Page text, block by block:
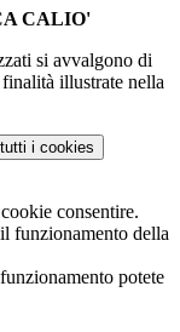
CALIO'
si avvalgono di
illustrate nella
i cookies
consentire.
funzionamento della
potete